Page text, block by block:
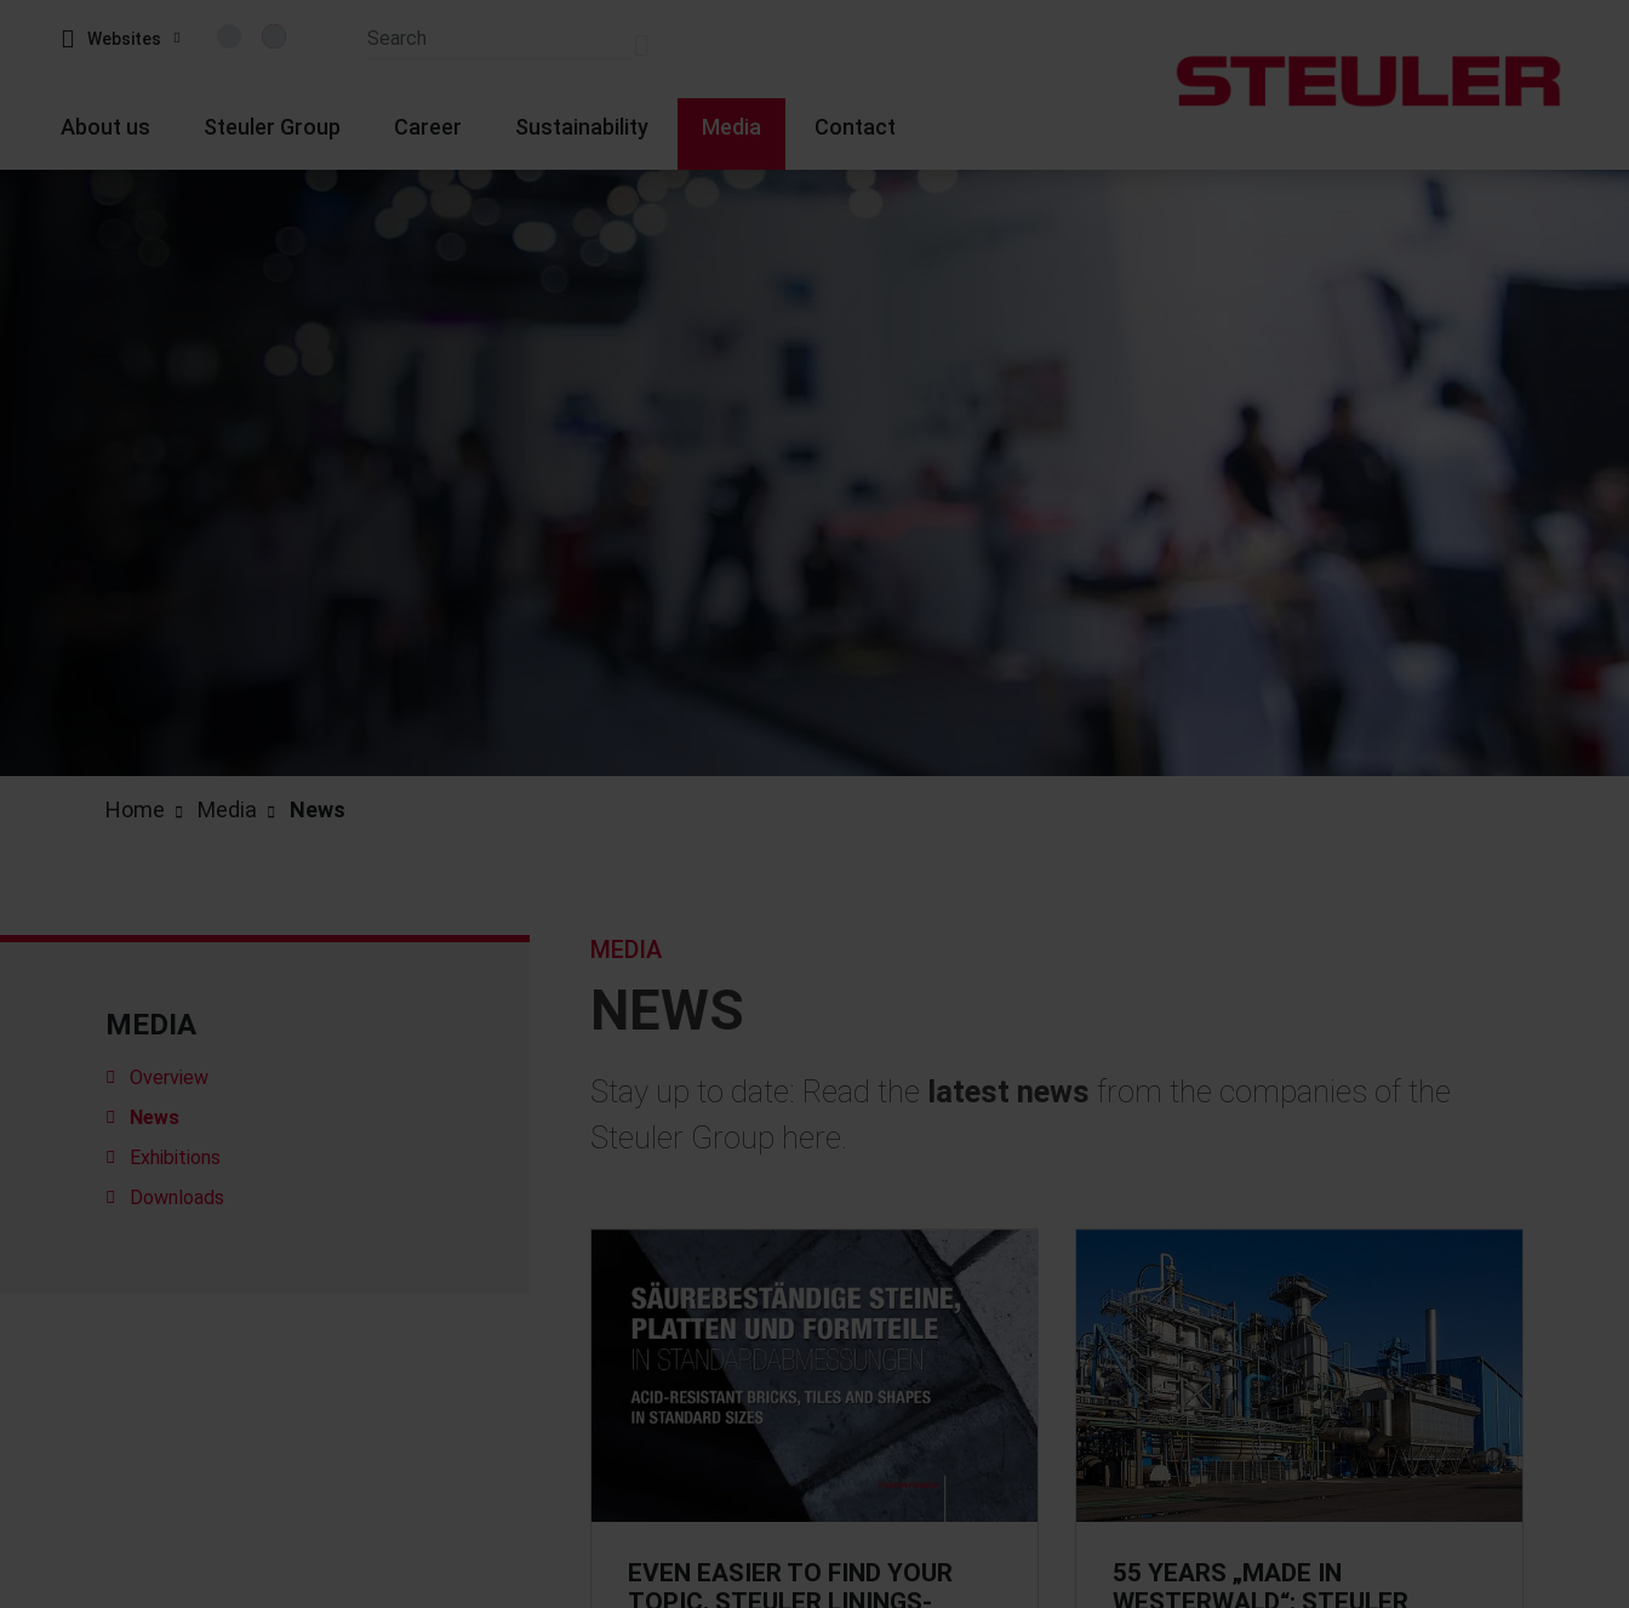
Websites
About us Steuler Group Career Sustainability Media Contact
Home Media News
MEDIA
Overview
News
Exhibitions
Downloads
NEWS
MEDIA
Stay up to date: Read the latest news from the companies of the
Steuler Group here.
EVEN EASIER TO FIND YOUR
55 YEARS „MADE IN